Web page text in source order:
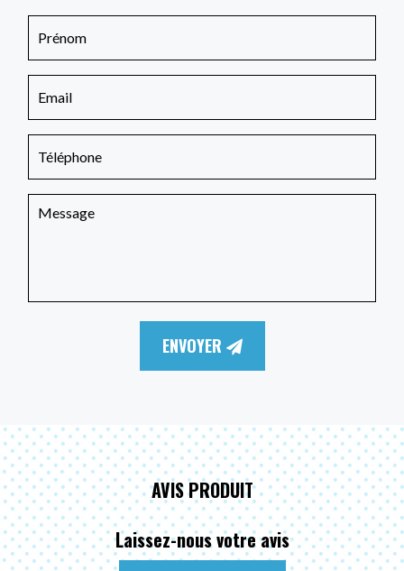
ENVOYER
AVIS PRODUIT
Laissez-nous votre avis